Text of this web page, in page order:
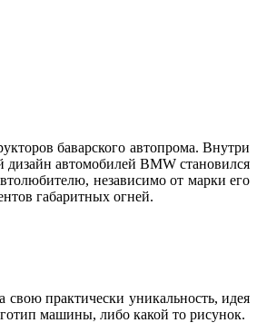
баварского автопрома. Внутри
дизайн автомобилей BMW становился
независимо от марки его
габаритных огней.
практически уникальность, идея
машины, либо какой то рисунок.